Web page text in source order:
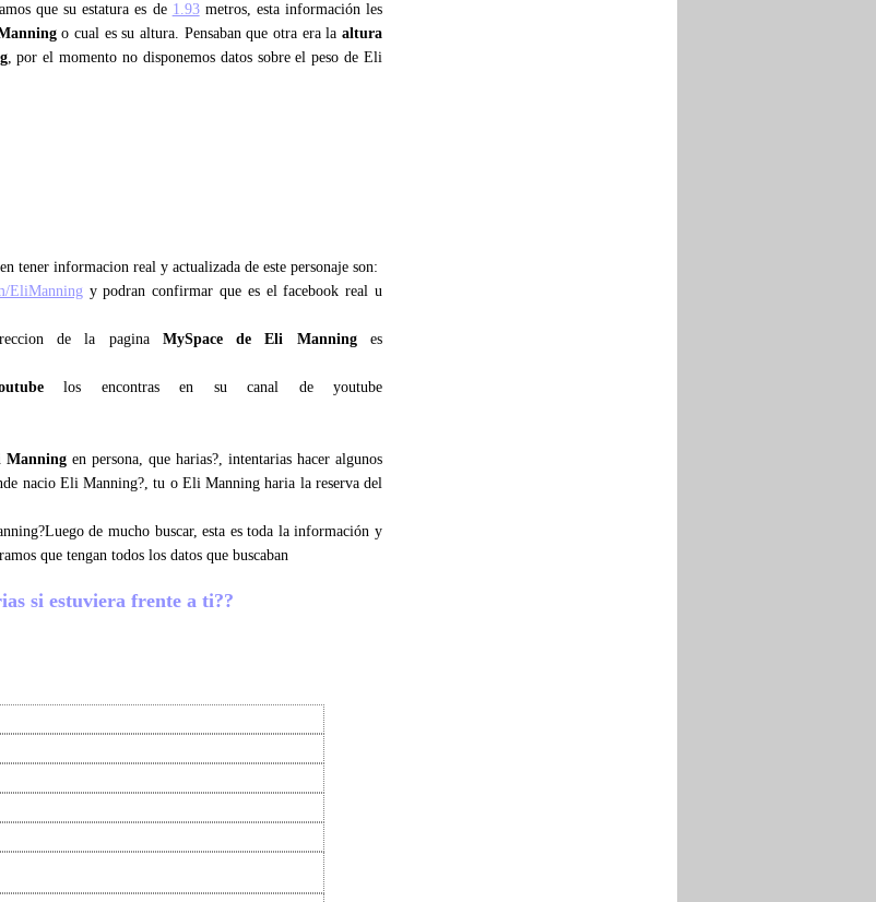
que su estatura es de 1.93metros, esta información les
o cual es su altura. Pensaban que otra era laaltura
, por el momento no disponemos datos sobre el peso de Eli
tener informacion real y actualizada de este personaje son:
EliManningy podran confirmar que es el facebook real u
de la pagina MySpace de Eli Manninges
los encontras en su canal de youtube
Manningen persona, que harias?, intentarias hacer algunos
nacio Eli Manning?, tu o Eli Manning haria la reserva del
de mucho buscar, esta es toda la información y
que tengan todos los datos que buscaban
si estuviera frente a ti??